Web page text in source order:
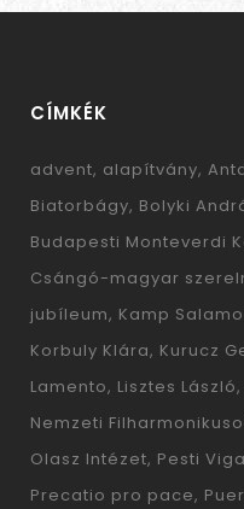
CÍMKÉK
advent alapítvány
Biatorbágy Bolyki
Budapesti Monteverdi
Csángó-magyar
jubíleum Kamp
Korbuly Klára Kurucz
Lamento Lisztes László
Nemzeti
Olasz Intézet Pesti
Precatio pro pace